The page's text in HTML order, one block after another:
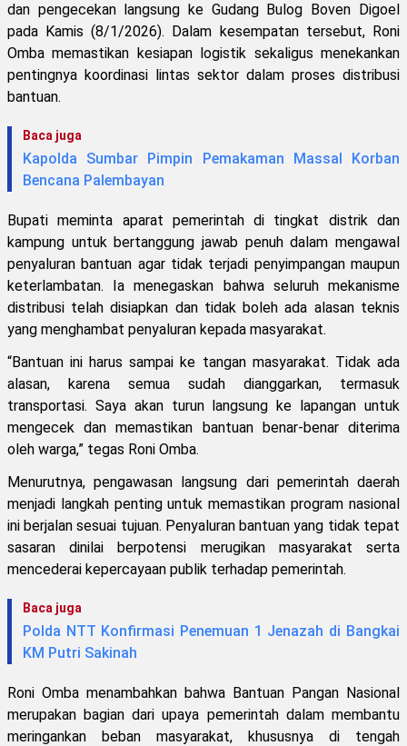
dan pengecekan langsung ke Gudang Bulog Boven Digoel
pada Kamis (8/1/2026). Dalam kesempatan tersebut, Roni
Omba memastikan kesiapan logistik sekaligus menekankan
pentingnya koordinasi lintas sektor dalam proses distribusi
bantuan.
Baca juga
Kapolda Sumbar Pimpin Pemakaman Massal Korban
Bencana Palembayan
Bupati meminta aparat pemerintah di tingkat distrik dan
kampung untuk bertanggung jawab penuh dalam mengawal
penyaluran bantuan agar tidak terjadi penyimpangan maupun
keterlambatan. Ia menegaskan bahwa seluruh mekanisme
distribusi telah disiapkan dan tidak boleh ada alasan teknis
yang menghambat penyaluran kepada masyarakat.
“Bantuan ini harus sampai ke tangan masyarakat. Tidak ada
alasan, karena semua sudah dianggarkan, termasuk
transportasi. Saya akan turun langsung ke lapangan untuk
mengecek dan memastikan bantuan benar-benar diterima
oleh warga,” tegas Roni Omba.
Menurutnya, pengawasan langsung dari pemerintah daerah
menjadi langkah penting untuk memastikan program nasional
ini berjalan sesuai tujuan. Penyaluran bantuan yang tidak tepat
sasaran dinilai berpotensi merugikan masyarakat serta
mencederai kepercayaan publik terhadap pemerintah.
Baca juga
Polda NTT Konfirmasi Penemuan 1 Jenazah di Bangkai
KM Putri Sakinah
Roni Omba menambahkan bahwa Bantuan Pangan Nasional
merupakan bagian dari upaya pemerintah dalam membantu
meringankan beban masyarakat, khususnya di tengah